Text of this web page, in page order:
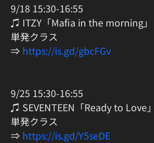
9/18 15:30-16:55
♫ ITZY「Mafia in the morning」
単発クラス
⇒ https://is.gd/gbcFGv
9/25 15:30-16:55
♫ SEVENTEEN「Ready to Love」
単発クラス
⇒ https://is.gd/Y5seDE